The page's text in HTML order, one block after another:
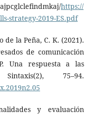
https://
strategy-2019-ES.pdf
de la Peña, C. K. (2021).
de comunicación
Una respuesta a las
75–94.
y evaluación